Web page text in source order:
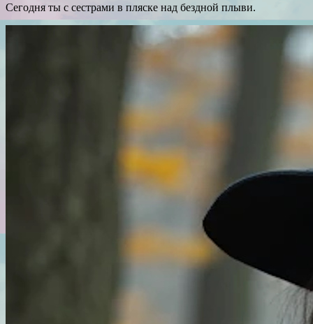
Сегодня ты с сестрами в пляске над бездной плыви.